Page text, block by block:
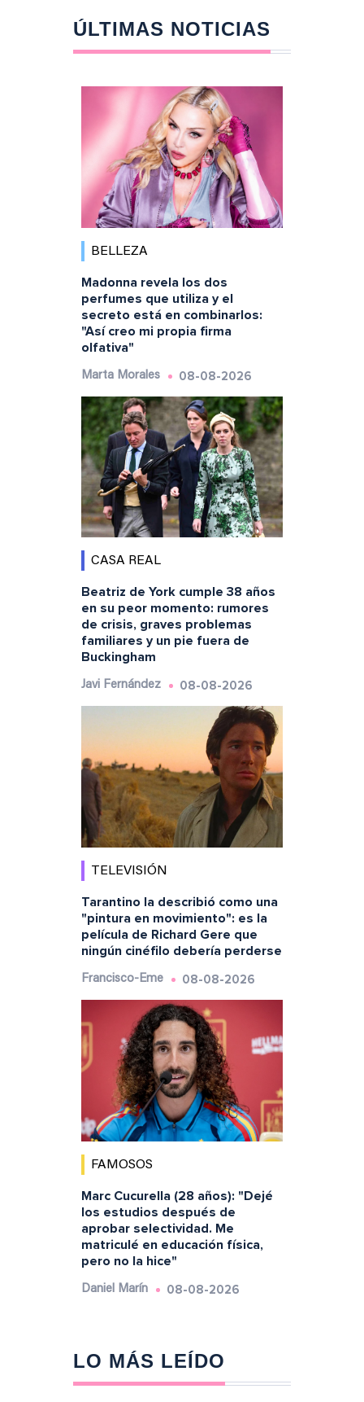
ÚLTIMAS NOTICIAS
BELLEZA
Madonna revela los dos
perfumes que utiliza y el
secreto está en combinarlos:
"Así creo mi propia firma
olfativa"
Marta Morales 08-08-2026
CASA REAL
Beatriz de York cumple 38 años
en su peor momento: rumores
de crisis, graves problemas
familiares y un pie fuera de
Buckingham
Javi Fernández 08-08-2026
TELEVISIÓN
Tarantino la describió como una
"pintura en movimiento": es la
película de Richard Gere que
ningún cinéfilo debería perderse
Francisco-Eme 08-08-2026
FAMOSOS
Marc Cucurella (28 años): "Dejé
los estudios después de
aprobar selectividad. Me
matriculé en educación física,
pero no la hice"
Daniel Marín 08-08-2026
LO MÁS LEÍDO